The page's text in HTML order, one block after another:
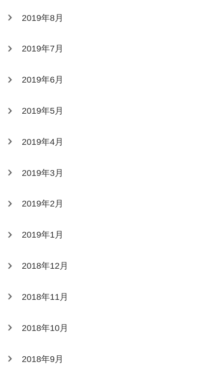
2019年8月
2019年7月
2019年6月
2019年5月
2019年4月
2019年3月
2019年2月
2019年1月
2018年12月
2018年11月
2018年10月
2018年9月